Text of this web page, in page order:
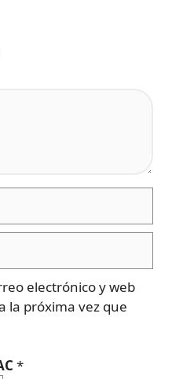
electrónico y web
la próxima vez que
*